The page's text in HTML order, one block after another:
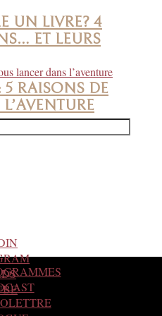
UN LIVRE? 4
ET LEURS
5 RAISONS DE